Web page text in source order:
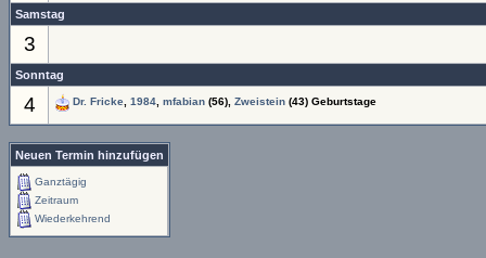
Samstag
3
Sonntag
4 Dr. Fricke 1984 mfabian (56), Zweistein (43) Geburtstage
Neuen Termin hinzufügen
Ganztägig
Zeitraum
Wiederkehrend